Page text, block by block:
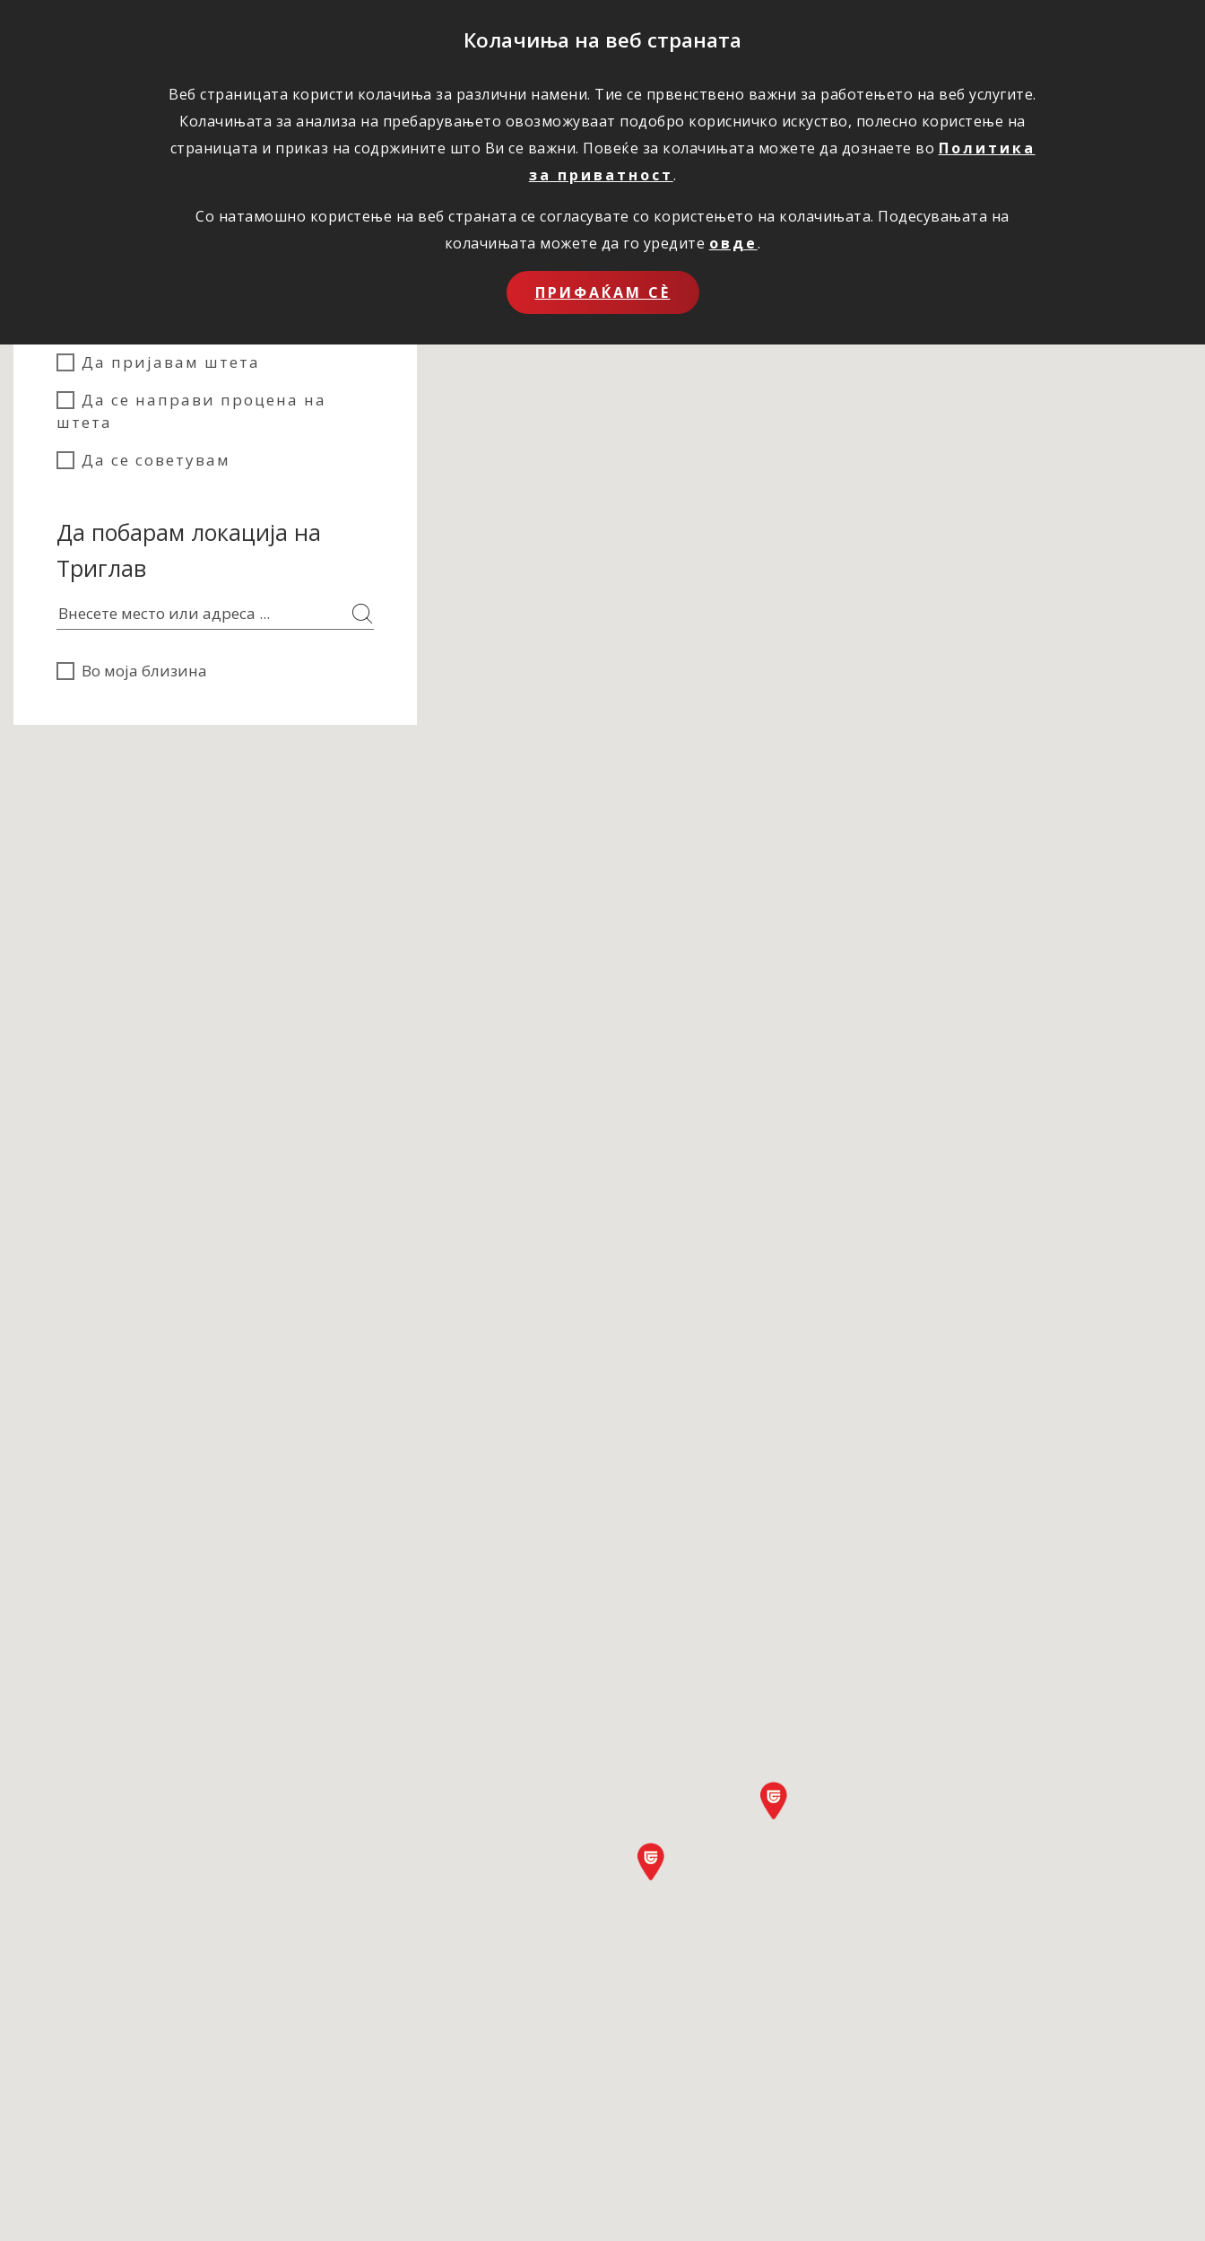
Колачиња на веб страната
Веб страницата користи колачиња за различни намени. Тие се првенствено важни за работењето на веб услугите.
Колачињата за анализа на пребарувањето овозможуваат подобро корисничко искуство, полесно користење на
страницата и приказ на содржините што Ви се важни. Повеќе за колачињата можете да дознаете во Политика
за приватност.
Со натамошно користење на веб страната се согласувате со користењето на колачињата. Подесувањата на
колачињата можете да го уредите овде.
ПРИФАЌАМ СЀ
ОСИГУРУВАЊЕ ШТЕТИ ПОВОЛНОСТИ КОРИСНО ЗА НАС ОНЛАЈН ПРИЈАВИ ШТЕТА
Да пријавам штета
Да се направи процена на
штета
Да се советувам
Да побарам локација на
Триглав
Во моја близина